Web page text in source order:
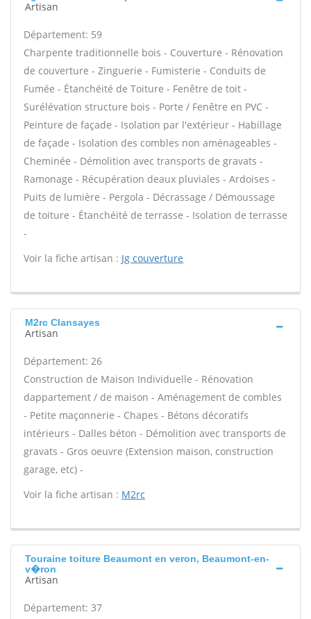
Artisan
Département: 59
Charpente traditionnelle bois - Couverture - Rénovation
de couverture - Zinguerie - Fumisterie - Conduits de
Fumée - Étanchéité de Toiture - Fenêtre de toit -
Surélévation structure bois - Porte / Fenêtre en PVC -
Peinture de façade - Isolation par l'extérieur - Habillage
de façade - Isolation des combles non aménageables -
Cheminée - Démolition avec transports de gravats -
Ramonage - Récupération deaux pluviales - Ardoises -
Puits de lumière - Pergola - Décrassage / Démoussage
de toiture - Étanchéité de terrasse - Isolation de terrasse
-
Voir la fiche artisan : Jg couverture
M2rc Clansayes
Artisan
Département: 26
Construction de Maison Individuelle - Rénovation
dappartement / de maison - Aménagement de combles
- Petite maçonnerie - Chapes - Bétons décoratifs
intérieurs - Dalles béton - Démolition avec transports de
gravats - Gros oeuvre (Extension maison, construction
garage, etc) -
Voir la fiche artisan : M2rc
Touraine toiture Beaumont en veron, Beaumont-en-
v�ron
Artisan
Département: 37